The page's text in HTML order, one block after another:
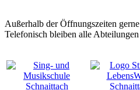
Außerhalb der Öffnungszeiten
Telefonisch bleiben alle